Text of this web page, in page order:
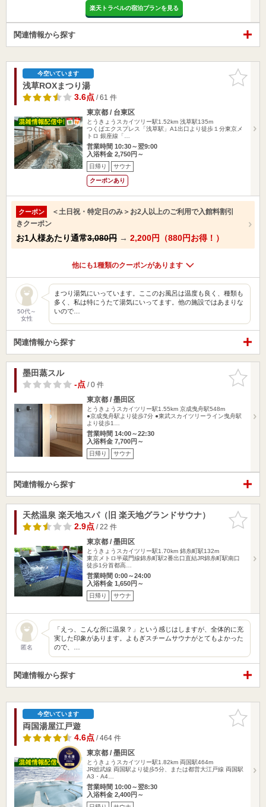
楽天トラベルの宿泊プランを見る
関連情報から探す
お気に入
りに追加
今空いています
浅草ROXまつり湯
3.6点/ 61 件
東京都 / 台東区
とうきょうスカイツリー駅1.52km 浅草駅135m
つくばエクスプレス「浅草駅」A1出口より徒歩１分東京メ
トロ 銀座線「…
営業時間 10:30～翌9:00
入浴料金 2,750円～
日帰り サウナ
クーポンあり
クーポン
＜土日祝・特定日のみ＞お2人以上のご利用で入館料割引
きクーポン
お1人様あたり通常3,080円 → 2,200円（880円お得！）
他にも1種類のクーポンがあります
50代～
女性
まつり湯気にいっています。ここのお風呂は温度も良く、種類も
多く、私は特にうたて湯気にいってます。他の施設ではあまりな
いので…
関連情報から探す
お気に入
りに追加
墨田蒸スル
-点/ 0 件
東京都 / 墨田区
とうきょうスカイツリー駅1.55km 京成曳舟駅548m
●京成曳舟駅より徒歩7分 ●東武スカイツリーライン曳舟駅
より徒歩1…
営業時間 14:00～22:30
入浴料金 7,700円～
日帰り サウナ
関連情報から探す
お気に入
りに追加
天然温泉 楽天地スパ（旧 楽天地グランドサウナ）
2.9点/ 22 件
東京都 / 墨田区
とうきょうスカイツリー駅1.70km 錦糸町駅132m
東京メトロ半蔵門線錦糸町駅2番出口直結JR錦糸町駅南口
徒歩1分首都高…
営業時間 0:00～24:00
入浴料金 1,650円～
日帰り サウナ
匿名
「えっ、こんな所に温泉？」という感じはしますが、全体的に充
実した印象があります。よもぎスチームサウナがとてもよかった
ので、…
関連情報から探す
お気に入
りに追加
今空いています
両国湯屋江戸遊
4.6点/ 464 件
東京都 / 墨田区
とうきょうスカイツリー駅1.82km 両国駅464m
JR総武線 両国駅より徒歩5分、または都営大江戸線 両国駅
A3・A4…
営業時間 10:00～翌8:30
入浴料金 2,400円～